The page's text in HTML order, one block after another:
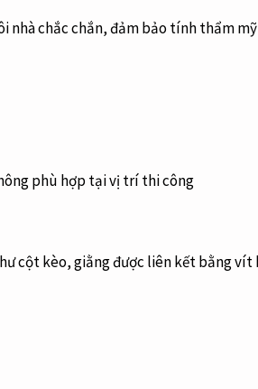
nhà chắc chắn, đảm bảo tính thẩm
phù hợp tại vị trí thi công
cột kèo, giằng được liên kết bằng